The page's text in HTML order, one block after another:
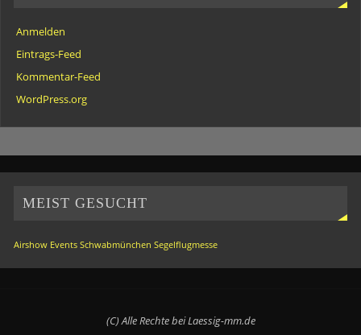
Anmelden
Eintrags-Feed
Kommentar-Feed
WordPress.org
MEIST GESUCHT
Airshow Events Schwabmünchen Segelflugmesse
(C) Alle Rechte bei Laessig-mm.de